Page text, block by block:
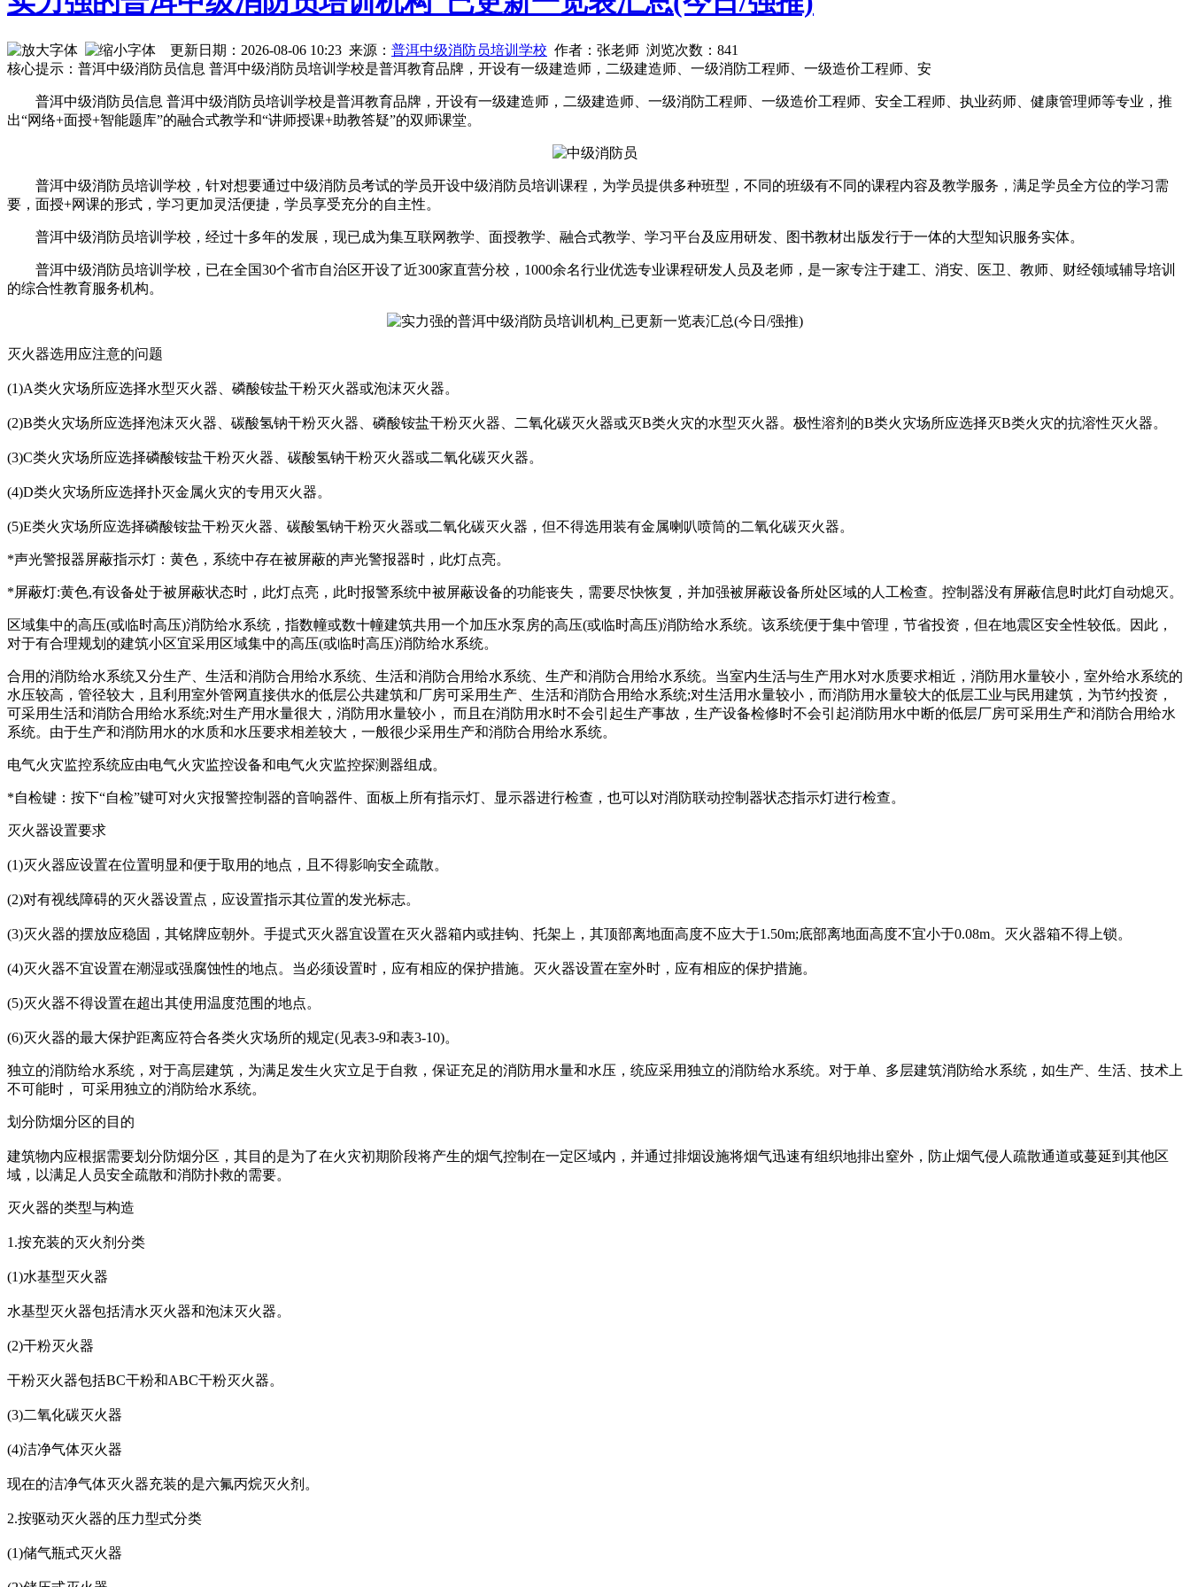
更新日期：2026-08-06 10:23 来源： 普洱中级消防员培训学校 作者：张老师 浏览次数： 841
核心提示：普洱中级消防员信息 普洱中级消防员培训学校是普洱教育品牌，开设有一级建造师，二级建造师、一级消防工程师、一级造价工程师、安
普洱中级消防员信息 普洱中级消防员培训学校是普洱教育品牌，开设有一级建造师，二级建造师、一级消防工程师、一级造价工程师、安全工程师、执业药师、健康管理师等专业，推
出“网络+面授+智能题库”的融合式教学和“讲师授课+助教答疑”的双师课堂。
普洱中级消防员培训学校，针对想要通过中级消防员考试的学员开设中级消防员培训课程，为学员提供多种班型，不同的班级有不同的课程内容及教学服务，满足学员全方位的学习需
要，面授+网课的形式，学习更加灵活便捷，学员享受充分的自主性。
普洱中级消防员培训学校，经过十多年的发展，现已成为集互联网教学、面授教学、融合式教学、学习平台及应用研发、图书教材出版发行于一体的大型知识服务实体。
普洱中级消防员培训学校，已在全国30个省市自治区开设了近300家直营分校，1000余名行业优选专业课程研发人员及老师，是一家专注于建工、消安、医卫、教师、财经领域辅导培训
的综合性教育服务机构。
灭火器选用应注意的问题
(1)A类火灾场所应选择水型灭火器、磷酸铵盐干粉灭火器或泡沫灭火器。
(2)B类火灾场所应选择泡沫灭火器、碳酸氢钠干粉灭火器、磷酸铵盐干粉灭火器、二氧化碳灭火器或灭B类火灾的水型灭火器。极性溶剂的B类火灾场所应选择灭B类火灾的抗溶性灭火器。
(3)C类火灾场所应选择磷酸铵盐干粉灭火器、碳酸氢钠干粉灭火器或二氧化碳灭火器。
(4)D类火灾场所应选择扑灭金属火灾的专用灭火器。
(5)E类火灾场所应选择磷酸铵盐干粉灭火器、碳酸氢钠干粉灭火器或二氧化碳灭火器，但不得选用装有金属喇叭喷筒的二氧化碳灭火器。
*声光警报器屏蔽指示灯：黄色，系统中存在被屏蔽的声光警报器时，此灯点亮。
*屏蔽灯:黄色,有设备处于被屏蔽状态时，此灯点亮，此时报警系统中被屏蔽设备的功能丧失，需要尽快恢复，并加强被屏蔽设备所处区域的人工检查。控制器没有屏蔽信息时此灯自动熄灭。
区域集中的高压(或临时高压)消防给水系统，指数幢或数十幢建筑共用一个加压水泵房的高压(或临时高压)消防给水系统。该系统便于集中管理，节省投资，但在地震区安全性较低。因此，
对于有合理规划的建筑小区宜采用区域集中的高压(或临时高压)消防给水系统。
合用的消防给水系统又分生产、生活和消防合用给水系统、生活和消防合用给水系统、生产和消防合用给水系统。当室内生活与生产用水对水质要求相近，消防用水量较小，室外给水系统的
水压较高，管径较大，且利用室外管网直接供水的低层公共建筑和厂房可采用生产、生活和消防合用给水系统;对生活用水量较小，而消防用水量较大的低层工业与民用建筑，为节约投资，
可采用生活和消防合用给水系统;对生产用水量很大，消防用水量较小， 而且在消防用水时不会引起生产事故，生产设备检修时不会引起消防用水中断的低层厂房可采用生产和消防合用给水
系统。由于生产和消防用水的水质和水压要求相差较大，一般很少采用生产和消防合用给水系统。
电气火灾监控系统应由电气火灾监控设备和电气火灾监控探测器组成。
*自检键：按下“自检”键可对火灾报警控制器的音响器件、面板上所有指示灯、显示器进行检查，也可以对消防联动控制器状态指示灯进行检查。
灭火器设置要求
(1)灭火器应设置在位置明显和便于取用的地点，且不得影响安全疏散。
(2)对有视线障碍的灭火器设置点，应设置指示其位置的发光标志。
(3)灭火器的摆放应稳固，其铭牌应朝外。手提式灭火器宜设置在灭火器箱内或挂钩、托架上，其顶部离地面高度不应大于1.50m;底部离地面高度不宜小于0.08m。灭火器箱不得上锁。
(4)灭火器不宜设置在潮湿或强腐蚀性的地点。当必须设置时，应有相应的保护措施。灭火器设置在室外时，应有相应的保护措施。
(5)灭火器不得设置在超出其使用温度范围的地点。
(6)灭火器的最大保护距离应符合各类火灾场所的规定(见表3-9和表3-10)。
独立的消防给水系统，对于高层建筑，为满足发生火灾立足于自救，保证充足的消防用水量和水压，统应采用独立的消防给水系统。对于单、多层建筑消防给水系统，如生产、生活、技术上
不可能时， 可采用独立的消防给水系统。
划分防烟分区的目的
建筑物内应根据需要划分防烟分区，其目的是为了在火灾初期阶段将产生的烟气控制在一定区域内，并通过排烟设施将烟气迅速有组织地排出窒外，防止烟气侵人疏散通道或蔓延到其他区
域，以满足人员安全疏散和消防扑救的需要。
灭火器的类型与构造
1.按充装的灭火剂分类
(1)水基型灭火器
水基型灭火器包括清水灭火器和泡沫灭火器。
(2)干粉灭火器
干粉灭火器包括BC干粉和ABC干粉灭火器。
(3)二氧化碳灭火器
(4)洁净气体灭火器
现在的洁净气体灭火器充装的是六氟丙烷灭火剂。
2.按驱动灭火器的压力型式分类
(1)储气瓶式灭火器